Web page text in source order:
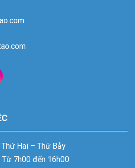
Hai – Thứ Bảy
16h00